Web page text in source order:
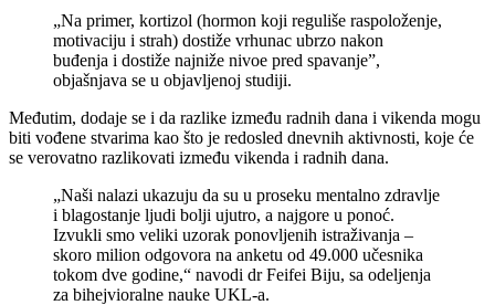
„Na primer, kortizol (hormon koji reguliše raspoloženje,
motivaciju i strah) dostiže vrhunac ubrzo nakon
buđenja i dostiže najniže nivoe pred spavanje”,
objašnjava se u objavljenoj studiji.
Međutim, dodaje se i da razlike između radnih dana i vikenda mogu
biti vođene stvarima kao što je redosled dnevnih aktivnosti, koje će
se verovatno razlikovati između vikenda i radnih dana.
„Naši nalazi ukazuju da su u proseku mentalno zdravlje
i blagostanje ljudi bolji ujutro, a najgore u ponoć.
Izvukli smo veliki uzorak ponovljenih istraživanja –
skoro milion odgovora na anketu od 49.000 učesnika
tokom dve godine,“ navodi dr Feifei Biju, sa odeljenja
za bihejvioralne nauke UKL-a.